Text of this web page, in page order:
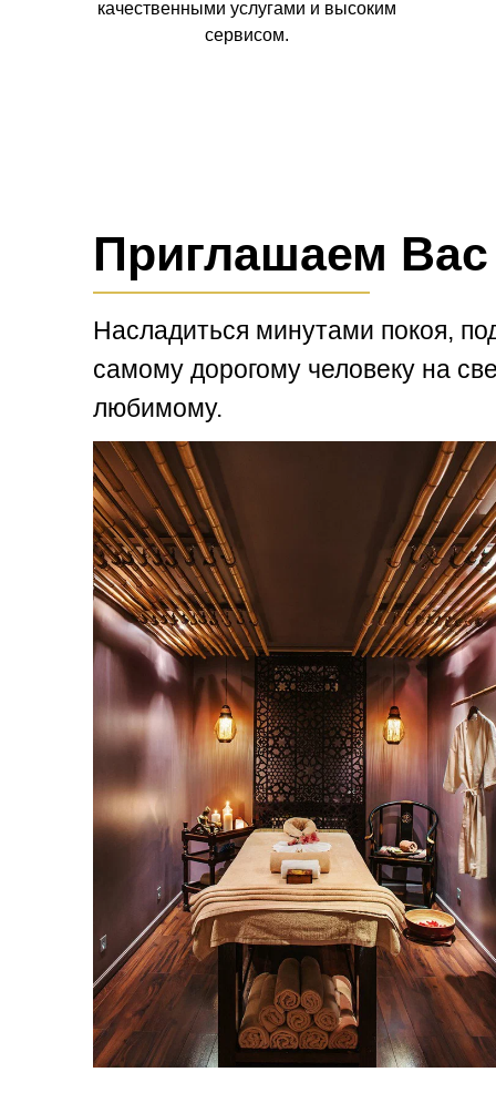
качественными услугами и высоким
сервисом.
Приглашаем Вас
Насладиться минутами покоя,
самому дорогому человеку на
любимому.